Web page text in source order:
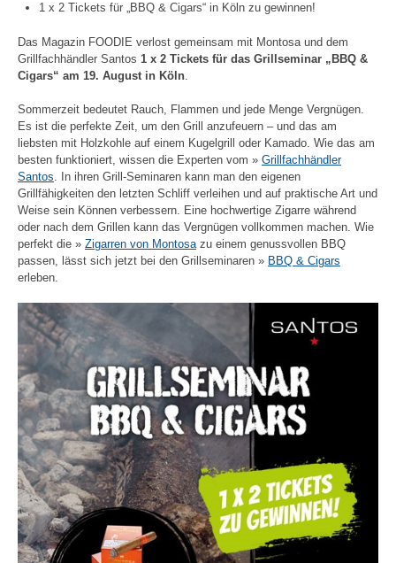
1 x 2 Tickets für „BBQ & Cigars“ in Köln zu gewinnen!
Das Magazin FOODIE verlost gemeinsam mit Montosa und dem
Grillfachhändler Santos 1 x 2 Tickets für das Grillseminar „BBQ &
Cigars“ am 19. August in Köln
Sommerzeit bedeutet Rauch, Flammen und jede Menge Vergnügen.
Es ist die perfekte Zeit, um den Grill anzufeuern – und das am
liebsten mit Holzkohle auf einem Kugelgrill oder Kamado. Wie das am
besten funktioniert, wissen die Experten vom » Grillfachhändler
Santos . In ihren Grill-Seminaren kann man den eigenen
Grillfähigkeiten den letzten Schliff verleihen und auf praktische Art und
Weise sein Können verbessern. Eine hochwertige Zigarre während
oder nach dem Grillen kann das Vergnügen vollkommen machen. Wie
perfekt die » Zigarren von Montosa zu einem genussvollen BBQ
passen, lässt sich jetzt bei den Grillseminaren » BBQ & Cigars
erleben.